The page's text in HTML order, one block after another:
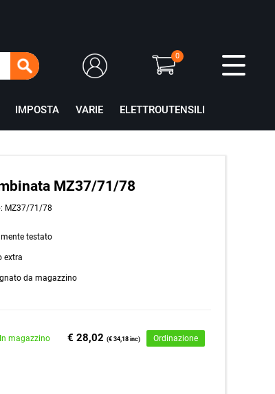
IMPOSTA VARIE ELETTROUTENSILI
0
MZ37/71/78
MZ37/71/78
testato
extra
da magazzino
In magazzino € 28,02(€ 34,18 inc) Ordinazione